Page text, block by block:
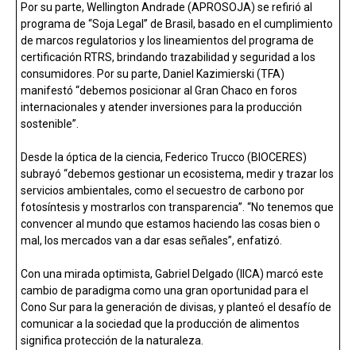
Por su parte, Wellington Andrade (APROSOJA) se refirió al
programa de “Soja Legal” de Brasil, basado en el cumplimiento
de marcos regulatorios y los lineamientos del programa de
certificación RTRS, brindando trazabilidad y seguridad a los
consumidores. Por su parte, Daniel Kazimierski (TFA)
manifestó “debemos posicionar al Gran Chaco en foros
internacionales y atender inversiones para la producción
sostenible”.
Desde la óptica de la ciencia, Federico Trucco (BIOCERES)
subrayó “debemos gestionar un ecosistema, medir y trazar los
servicios ambientales, como el secuestro de carbono por
fotosíntesis y mostrarlos con transparencia”. “No tenemos que
convencer al mundo que estamos haciendo las cosas bien o
mal, los mercados van a dar esas señales”, enfatizó.
Con una mirada optimista, Gabriel Delgado (IICA) marcó este
cambio de paradigma como una gran oportunidad para el
Cono Sur para la generación de divisas, y planteó el desafío de
comunicar a la sociedad que la producción de alimentos
significa protección de la naturaleza.